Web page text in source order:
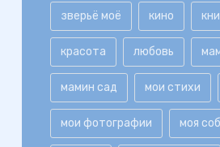
зверьё моё кино
красота любовь
мамин сад мои стихи
мои фотографии моя